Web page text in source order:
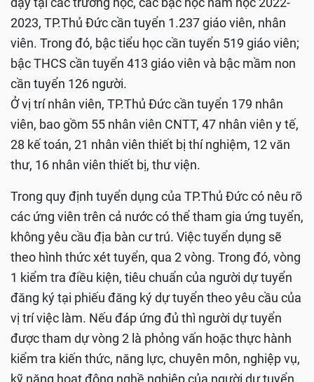
2023, TP.Thủ Đức cần tuyển 1.237 giáo viên, nhân
viên. Trong đó, bậc tiểu học cần tuyển 519 giáo viên;
bậc THCS cần tuyển 413 giáo viên và bậc mầm non
cần tuyển 126 người.
Ở vị trí nhân viên, TP.Thủ Đức cần tuyển 179 nhân
viên, bao gồm 55 nhân viên CNTT, 47 nhân viên y tế,
28 kế toán, 21 nhân viên thiết bị thí nghiệm, 12 văn
thư, 16 nhân viên thiết bị, thư viện.
Trong quy định tuyển dụng của TP.Thủ Đức có nêu rõ
các ứng viên trên cả nước có thể tham gia ứng tuyển,
không yêu cầu địa bàn cư trú. Việc tuyển dụng sẽ
theo hình thức xét tuyển, qua 2 vòng. Trong đó, vòng
1 kiểm tra điều kiện, tiêu chuẩn của người dự tuyển
đăng ký tại phiếu đăng ký dự tuyển theo yêu cầu của
vị trí việc làm. Nếu đáp ứng đủ thì người dự tuyển
được tham dự vòng 2 là phỏng vấn hoặc thực hành
kiểm tra kiến thức, năng lực, chuyên môn, nghiệp vụ,
kỹ năng hoạt động nghề nghiệp của người dự tuyển.